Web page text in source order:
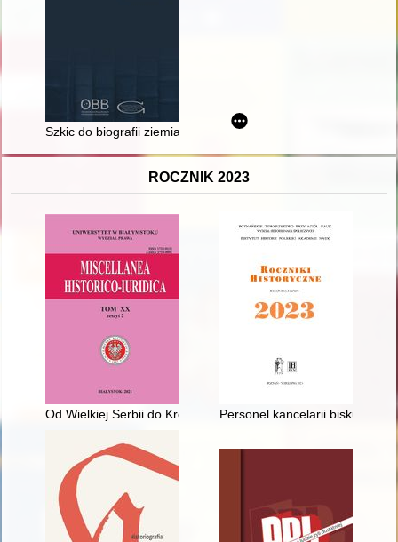
Szkic do biografii ziemianina : Marian Kiniorski (1868–1943)
ROCZNIK 2023
Od Wielkiej Serbii do Królestwa SHS. Historyka ustroju uwag
Personel kancelarii biskupa